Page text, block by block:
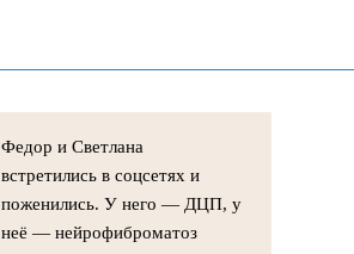
Федор и Светлана
встретились в соцсетях и
поженились. У него — ДЦП, у
неё — нейрофиброматоз